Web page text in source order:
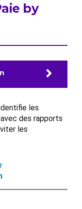
by
les
des rapports
les